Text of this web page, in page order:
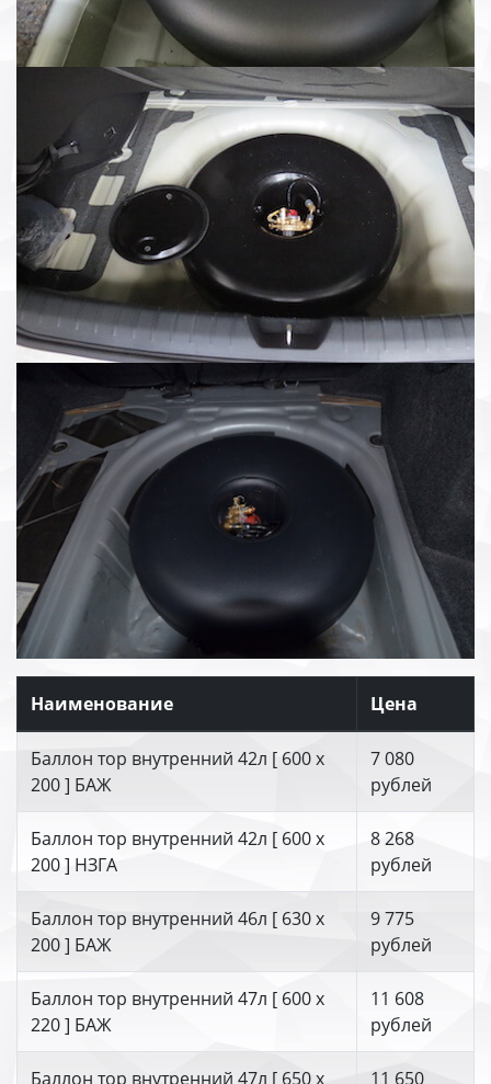
Наименование Цена
Баллон тор внутренний 42л [ 600 х
200 ] БАЖ
7 080
рублей
Баллон тор внутренний 42л [ 600 х
200 ] НЗГА
8 268
рублей
Баллон тор внутренний 46л [ 630 х
200 ] БАЖ
9 775
рублей
Баллон тор внутренний 47л [ 600 х
220 ] БАЖ
11 608
рублей
Баллон тор внутренний 47л [ 650 х
11 650